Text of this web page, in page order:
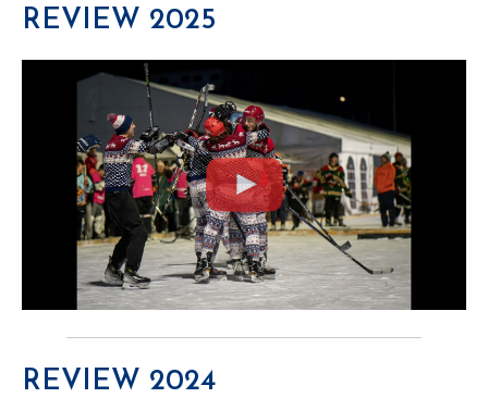
REVIEW 2025
REVIEW 2024